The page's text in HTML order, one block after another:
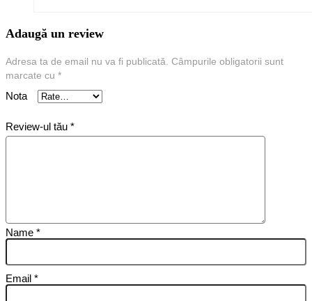
Adaugă un review
Adresa ta de email nu va fi publicată. Câmpurile obligatorii sunt
marcate cu *
Nota
Review-ul tău *
Name *
Email *